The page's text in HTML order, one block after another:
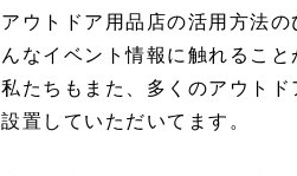
アウトドア用品店の活用方法
んなイベント情報に触れること
私たちもまた、多くのアウト
設置していただいてます。